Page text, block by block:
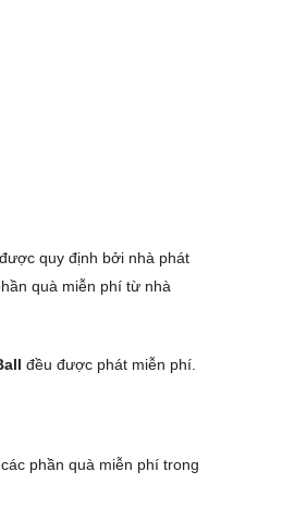
quy định bởi nhà phát
quà miễn phí từ nhà
đều được phát miễn phí.
phần quà miễn phí trong